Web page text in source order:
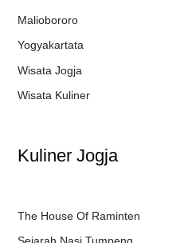
Maliobororo
Yogyakartata
Wisata Jogja
Wisata Kuliner
Kuliner Jogja
The House Of Raminten